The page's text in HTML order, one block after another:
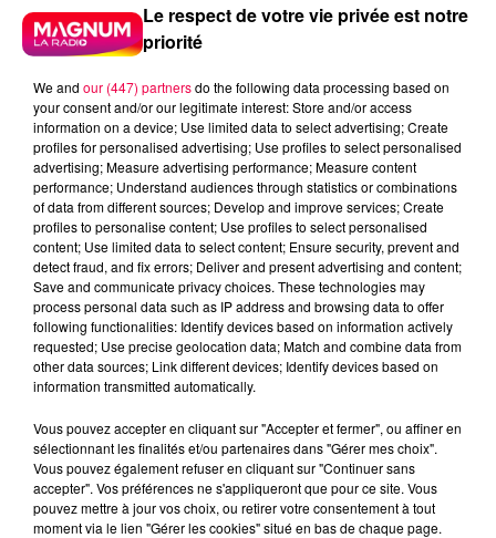
podcasts/2024/10/20241004-ANNIVERSAIRES.mp3
Le respect de votre vie privée est notre
priorité
We and our (447) partnersdo the following data processing based on
your consent and/or our legitimate interest: Store and/or access
information on a device; Use limited data to select advertising; Create
profiles for personalised advertising; Use profiles to select personalised
advertising; Measure advertising performance; Measure content
performance; Understand audiences through statistics or combinations
of data from different sources; Develop and improve services; Create
profiles to personalise content; Use profiles to select personalised
content; Use limited data to select content; Ensure security, prevent and
detect fraud, and fix errors; Deliver and present advertising and content;
Save and communicate privacy choices. These technologies may
process personal data such as IP address and browsing data to offer
following functionalities: Identify devices based on information actively
requested; Use precise geolocation data; Match and combine data from
other data sources; Link different devices; Identify devices based on
information transmitted automatically.
Vous pouvez accepter en cliquant sur "Accepter et fermer", ou affiner en
sélectionnant les finalités et/ou partenaires dans "Gérer mes choix".
Vous pouvez également refuser en cliquant sur "Continuer sans
accepter". Vos préférences ne s'appliqueront que pour ce site. Vous
pouvez mettre à jour vos choix, ou retirer votre consentement à tout
moment via le lien "Gérer les cookies" situé en bas de chaque page.